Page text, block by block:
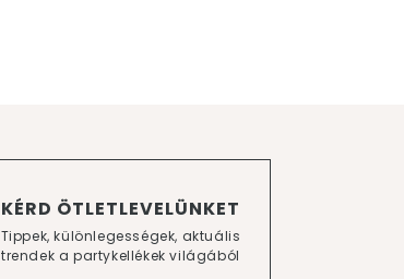
KÉRD ÖTLETLEVELÜNKET
Tippek, különlegességek, aktuális
trendek a partykellékek világából